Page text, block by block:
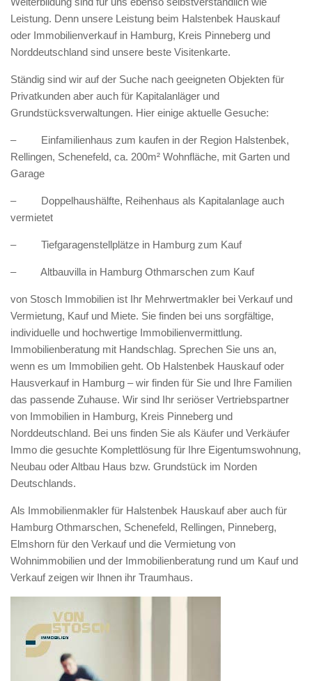
Leistung. Denn unsere Leistung beim Halstenbek Hauskauf
oder Immobilienverkauf in Hamburg, Kreis Pinneberg und
Norddeutschland sind unsere beste Visitenkarte.
Ständig sind wir auf der Suche nach geeigneten Objekten für
Privatkunden aber auch für Kapitalanläger und
Grundstücksverwaltungen. Hier einige aktuelle Gesuche:
– Einfamilienhaus zum kaufen in der Region Halstenbek,
Rellingen, Schenefeld, ca. 200m² Wohnfläche, mit Garten und
Garage
– Doppelhaushälfte, Reihenhaus als Kapitalanlage auch
vermietet
– Tiefgaragenstellplätze in Hamburg zum Kauf
– Altbauvilla in Hamburg Othmarschen zum Kauf
von Stosch Immobilien ist Ihr Mehrwertmakler bei Verkauf und
Vermietung, Kauf und Miete. Sie finden bei uns sorgfältige,
individuelle und hochwertige Immobilienvermittlung.
Immobilienberatung mit Handschlag. Sprechen Sie uns an,
wenn es um Immobilien geht. Ob Halstenbek Hauskauf oder
Hausverkauf in Hamburg – wir finden für Sie und Ihre Familien
das passende Zuhause. Wir sind Ihr seriöser Vertriebspartner
von Immobilien in Hamburg, Kreis Pinneberg und
Norddeutschland. Bei uns finden Sie als Käufer und Verkäufer
Immo die gesuchte Komplettlösung für Ihre Eigentumswohnung,
Neubau oder Altbau Haus bzw. Grundstück im Norden
Deutschlands.
Als Immobilienmakler für Halstenbek Hauskauf aber auch für
Hamburg Othmarschen, Schenefeld, Rellingen, Pinneberg,
Elmshorn für den Verkauf und die Vermietung von
Wohnimmobilien und der Immobilienberatung rund um Kauf und
Verkauf zeigen wir Ihnen ihr Traumhaus.